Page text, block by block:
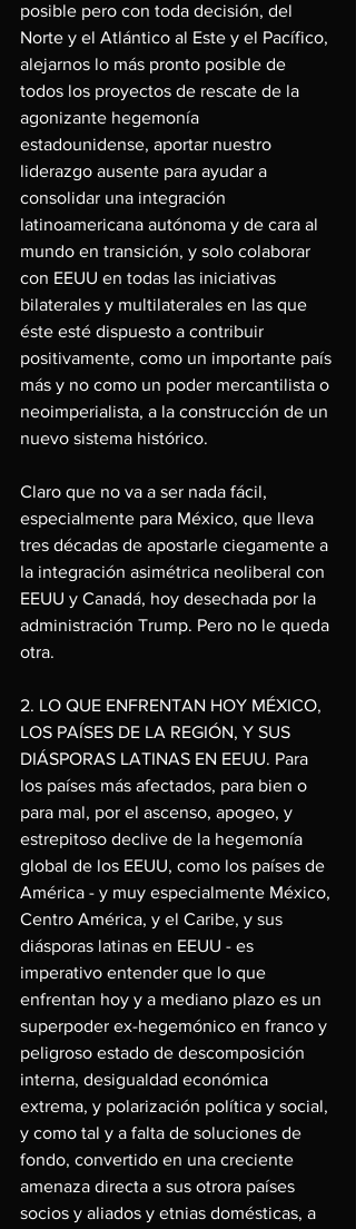
posible pero con toda decisión, del
Norte y el Atlántico al Este y el Pacífico,
alejarnos lo más pronto posible de
todos los proyectos de rescate de la
agonizante hegemonía
estadounidense, aportar nuestro
liderazgo ausente para ayudar a
consolidar una integración
latinoamericana autónoma y de cara al
mundo en transición, y solo colaborar
con EEUU en todas las iniciativas
bilaterales y multilaterales en las que
éste esté dispuesto a contribuir
positivamente, como un importante país
más y no como un poder mercantilista o
neoimperialista, a la construcción de un
nuevo sistema histórico.
Claro que no va a ser nada fácil,
especialmente para México, que lleva
tres décadas de apostarle ciegamente a
la integración asimétrica neoliberal con
EEUU y Canadá, hoy desechada por la
administración Trump. Pero no le queda
otra.
2. LO QUE ENFRENTAN HOY MÉXICO,
LOS PAÍSES DE LA REGIÓN, Y SUS
DIÁSPORAS LATINAS EN EEUU. Para
los países más afectados, para bien o
para mal, por el ascenso, apogeo, y
estrepitoso declive de la hegemonía
global de los EEUU, como los países de
América - y muy especialmente México,
Centro América, y el Caribe, y sus
diásporas latinas en EEUU - es
imperativo entender que lo que
enfrentan hoy y a mediano plazo es un
superpoder ex-hegemónico en franco y
peligroso estado de descomposición
interna, desigualdad económica
extrema, y polarización política y social,
y como tal y a falta de soluciones de
fondo, convertido en una creciente
amenaza directa a sus otrora países
socios y aliados y etnias domésticas, a